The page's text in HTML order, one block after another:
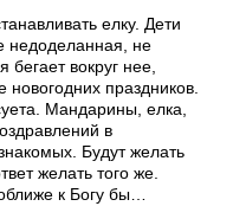
елку. Дети
недоделанная, не
вокруг нее,
праздников.
Мандарины, елка,
в
Будут желать
желать того же.
к Богу бы…